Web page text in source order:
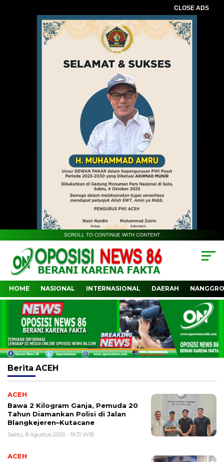
CLOSE ADS
SCROLL TO CONTINUE WITH CONTENT
HOME NASIONAL INTERNASIONAL DAERAH
Berita ACEH
ACEH
Bawa 2 Kilogram Ganja, Pemuda 20
Tahun Diamankan Polisi di Jalan
Blangkejeren–Kutacane
Sabtu, 8 Agustus 2026 - 19:31 WIB
ACEH